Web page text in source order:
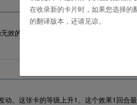
效的场合，可以将这张卡从手牌送入墓地
。这张卡的等级上升1。这个效果1回合最
在收录新的卡片时，如果您选择
的翻译版本，还请见谅。